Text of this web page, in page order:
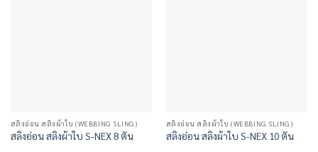
สลิงอ่อน สลิงผ้าใบ (WEBBING SLING)
สลิงอ่อน สลิงผ้าใบ S-NEX 8 ตัน
สลิงอ่อน สลิงผ้าใบ (WEBBING SLING)
สลิงอ่อน สลิงผ้าใบ S-NEX 10 ตัน